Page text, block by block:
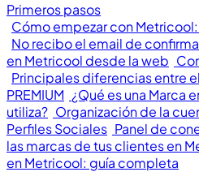
Primeros pasos
Cómo empezar con
No recibo el email de
en Metricool desde la web
Principales diferencias entre
PREMIUM ¿Qué es una Marca
utiliza? Organización de la
Perfiles Sociales Panel de
las marcas de tus clientes en
en Metricool: guía completa